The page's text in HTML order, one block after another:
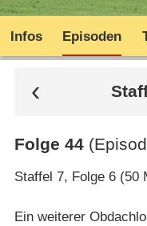
Infos Episoden
Folge 44
Staffel 7, Folge 6 (50
Ein weiterer